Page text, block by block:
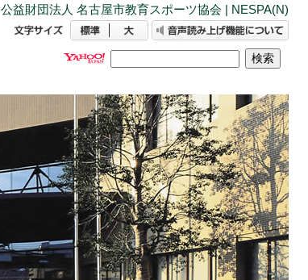
公益財団法人 名古屋市教育スポーツ協会 | NESPA(N)